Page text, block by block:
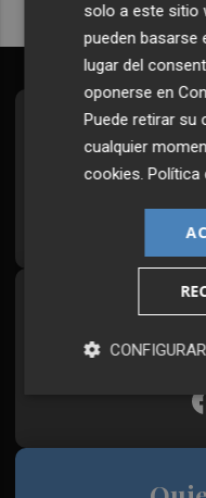
Todos los días
Plaza
solo a este sitio
pueden basarse
lugar del
oponerse en
Puede retirar su
cualquier
cookies.Política
CONFIGURAR